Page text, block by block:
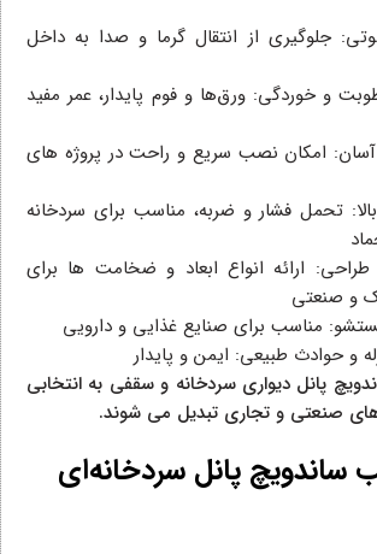
جلوگیری از انتقال گرما و صدا به داخل
و خوردگی: ورق‌ها و فوم پایدار، عمر مفید
امکان نصب سریع و راحت در پروژه‌ های
تحمل فشار و ضربه، مناسب برای سردخانه‌
ارائه انواع ابعاد و ضخامت‌ ها برای
و صنعتی
مناسب برای صنایع غذایی و دارویی
و حوادث طبیعی: ایمن و پایدار
پانل دیواری سردخانه و سقفی به انتخابی
صنعتی و تجاری تبدیل می‌ شوند.
ساندویچ پانل سردخانه‌ای